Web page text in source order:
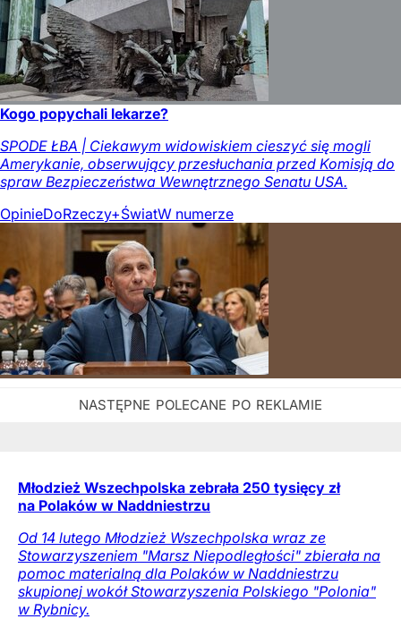
Kogo popychali lekarze?
SPODE ŁBA | Ciekawym widowiskiem cieszyć się mogli
Amerykanie, obserwujący przesłuchania przed Komisją do
spraw Bezpieczeństwa Wewnętrznego Senatu USA.
OpinieDoRzeczy+ŚwiatW numerze
Młodzież Wszechpolska zebrała 250 tysięcy zł
na Polaków w Naddniestrzu
Od 14 lutego Młodzież Wszechpolska wraz ze
Stowarzyszeniem "Marsz Niepodległości" zbierała na
pomoc materialną dla Polaków w Naddniestrzu
skupionej wokół Stowarzyszenia Polskiego "Polonia"
w Rybnicy.